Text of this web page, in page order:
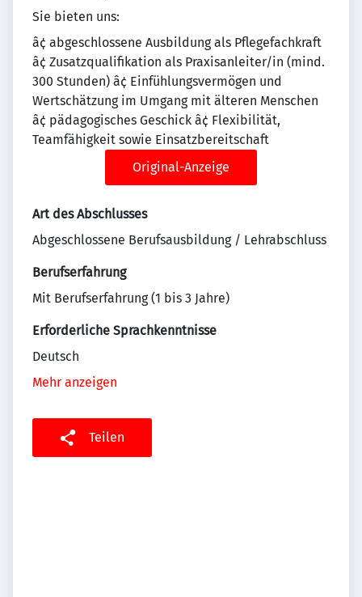
Sie bieten uns:
â¢ abgeschlossene Ausbildung als Pflegefachkraft
â¢ Zusatzqualifikation als Praxisanleiter/in (mind.
300 Stunden) â¢ Einfühlungsvermögen und
Wertschätzung im Umgang mit älteren Menschen
â¢ pädagogisches Geschick â¢ Flexibilität,
Teamfähigkeit sowie Einsatzbereitschaft
Original-Anzeige
Art des Abschlusses
Abgeschlossene Berufsausbildung / Lehrabschluss
Berufserfahrung
Mit Berufserfahrung (1 bis 3 Jahre)
Erforderliche Sprachkenntnisse
Deutsch
Mehr anzeigen
Teilen